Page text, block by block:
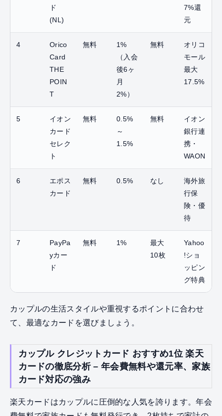
ド
(NL)
7%還
元
4
Orico
Card
THE
POIN
T
無料
1%
（入会
後6ヶ
月
2%）
無料
オリコ
モール
最大
17.5%
5
イオン
カード
セレク
ト
無料
0.5%
～
1.5%
無料
イオン
銀行連
携・
WAON
6
エポス
カード
無料 0.5% なし
海外旅
行保
険・優
待
7
PayPa
yカー
ド
無料 1%
最大
10枚
Yahoo
!ショ
ッピン
グ特典
カップルの生活スタイルや重視するポイントに合わせ
て、最適なカードを選びましょう。
カップル クレジットカード おすすめ1位 楽天
カードの徹底分析 – 年会費無料や還元率、家族
カード対応の強み
楽天カードはカップルに圧倒的な人気を誇ります。年会